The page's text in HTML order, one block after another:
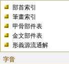
部首索引
筆畫索引
甲骨部件表
金文部件表
形義源流通解
字音